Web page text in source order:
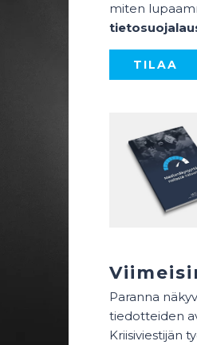
miten
Paranna
tiedotteiden
Kriisiviestijän